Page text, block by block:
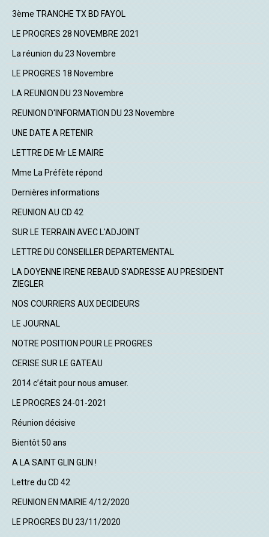
3ème TRANCHE TX BD FAYOL
LE PROGRES 28 NOVEMBRE 2021
La réunion du 23 Novembre
LE PROGRES 18 Novembre
LA REUNION DU 23 Novembre
REUNION D'INFORMATION DU 23 Novembre
UNE DATE A RETENIR
LETTRE DE Mr LE MAIRE
Mme La Préfète répond
Dernières informations
REUNION AU CD 42
SUR LE TERRAIN AVEC L'ADJOINT
LETTRE DU CONSEILLER DEPARTEMENTAL
LA DOYENNE IRENE REBAUD S'ADRESSE AU PRESIDENT
ZIEGLER
NOS COURRIERS AUX DECIDEURS
LE JOURNAL
NOTRE POSITION POUR LE PROGRES
CERISE SUR LE GATEAU
2014 c’était pour nous amuser.
LE PROGRES 24-01-2021
Réunion décisive
Bientôt 50 ans
A LA SAINT GLIN GLIN !
Lettre du CD 42
REUNION EN MAIRIE 4/12/2020
LE PROGRES DU 23/11/2020